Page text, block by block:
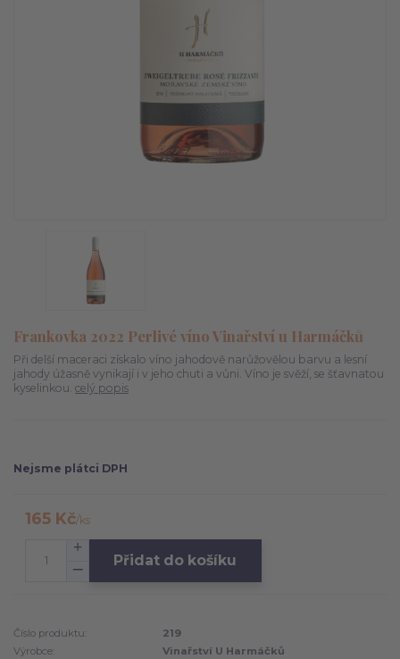
Frankovka 2022 Perlivé víno Vinařství u Harmáčků
Při delší maceraci získalo víno jahodově narůžovělou barvu a lesní
jahody úžasně vynikají i v jeho chuti a vůni. Víno je svěží, se šťavnatou
kyselinkou. celý popis
Nejsme plátci DPH
165 Kč/ks
Přidat do košíku
Číslo produktu:
219
Výrobce:
Vinařství U Harmáčků